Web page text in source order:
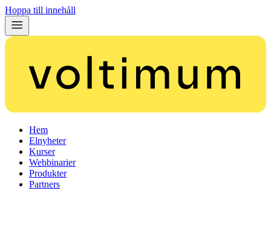
Hoppa till innehåll
Hem
Elnyheter
Kurser
Webbinarier
Produkter
Partners